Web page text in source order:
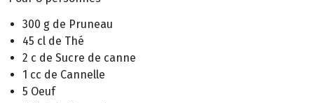
300 g de Pruneau
45 cl de Thé
2 c de Sucre de canne
1 cc de Cannelle
5 Oeuf